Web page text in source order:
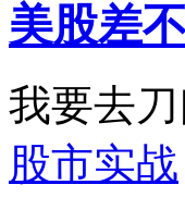
美股差
我要去刀
股市实战